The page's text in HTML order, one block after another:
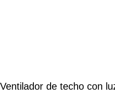
Ventilador de techo con